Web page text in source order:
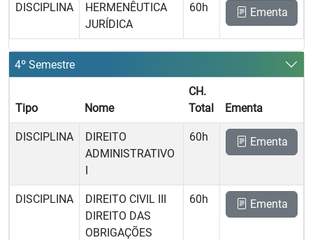
DISCIPLINA
HERMENÊUTICA
JURÍDICA
60h Ementa
4º Semestre
Tipo Nome
CH.
Total
Ementa
DISCIPLINA
DIREITO
ADMINISTRATIVO
I
60h Ementa
DISCIPLINA
DIREITO CIVIL III 
DIREITO DAS
OBRIGAÇÕES
60h Ementa